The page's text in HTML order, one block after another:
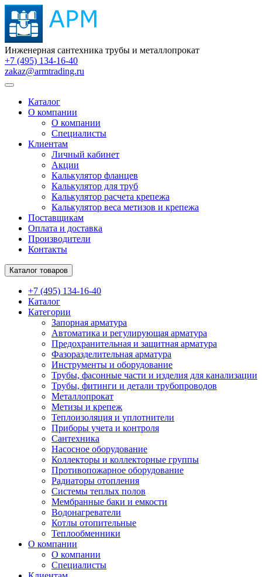
Инженерная сантехника трубы и металлопрокат
+7 (495) 134-16-40
zakaz@armtrading.ru
Каталог
О компании
О компании
Специалисты
Клиентам
Личный кабинет
Акции
Калькулятор фланцев
Калькулятор для труб
Калькулятор расчета крепежа
Калькулятор веса метизов и крепежа
Поставщикам
Оплата и доставка
Производители
Контакты
Каталог товаров
+7 (495) 134-16-40
Каталог
Категории
Запорная арматура
Автоматика и регулирующая арматура
Предохранительная и защитная арматура
Фазоразделительная арматура
Инструменты и оборудование
Трубы, фасонные части и изделия для канализации
Трубы, фитинги и детали трубопроводов
Металлопрокат
Метизы и крепеж
Теплоизоляция и уплотнители
Приборы учета и контроля
Сантехника
Насосное оборудование
Коллекторы и коллекторные группы
Противопожарное оборудование
Радиаторы отопления
Системы теплых полов
Мембранные баки и емкости
Водонагреватели
Котлы отопительные
Теплообменники
О компании
О компании
Специалисты